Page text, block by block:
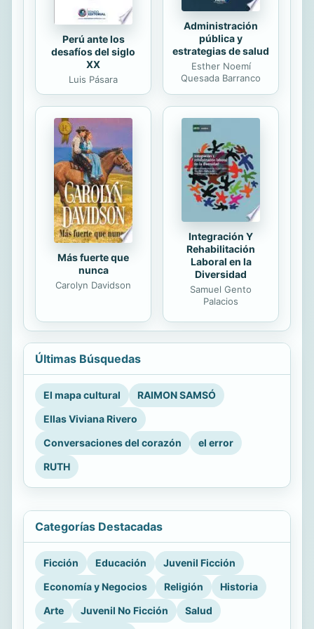
Perú ante los
desafíos del siglo
XX
Luis Pásara
Administración
pública y
estrategias de salud
Esther Noemí
Quesada Barranco
Más fuerte que
nunca
Carolyn Davidson
Integración Y
Rehabilitación
Laboral en la
Diversidad
Samuel Gento
Palacios
Últimas Búsquedas
El mapa cultural
RAIMON SAMSÓ
Ellas Viviana Rivero
Conversaciones del corazón
el error
RUTH
Categorías Destacadas
Ficción Educación
Juvenil Ficción
Economía y Negocios
Religión
Historia
Arte
Juvenil No Ficción
Salud